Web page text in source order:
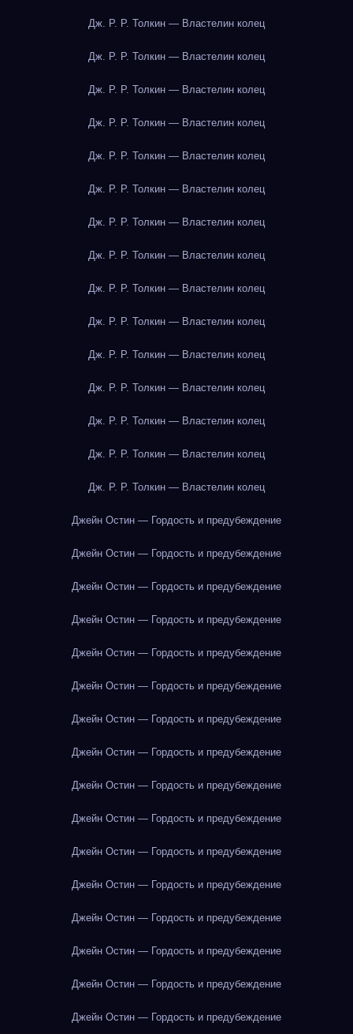
Дж. Р. Р. Толкин — Властелин колец
Дж. Р. Р. Толкин — Властелин колец
Дж. Р. Р. Толкин — Властелин колец
Дж. Р. Р. Толкин — Властелин колец
Дж. Р. Р. Толкин — Властелин колец
Дж. Р. Р. Толкин — Властелин колец
Дж. Р. Р. Толкин — Властелин колец
Дж. Р. Р. Толкин — Властелин колец
Дж. Р. Р. Толкин — Властелин колец
Дж. Р. Р. Толкин — Властелин колец
Дж. Р. Р. Толкин — Властелин колец
Дж. Р. Р. Толкин — Властелин колец
Дж. Р. Р. Толкин — Властелин колец
Дж. Р. Р. Толкин — Властелин колец
Дж. Р. Р. Толкин — Властелин колец
Джейн Остин — Гордость и предубеждение
Джейн Остин — Гордость и предубеждение
Джейн Остин — Гордость и предубеждение
Джейн Остин — Гордость и предубеждение
Джейн Остин — Гордость и предубеждение
Джейн Остин — Гордость и предубеждение
Джейн Остин — Гордость и предубеждение
Джейн Остин — Гордость и предубеждение
Джейн Остин — Гордость и предубеждение
Джейн Остин — Гордость и предубеждение
Джейн Остин — Гордость и предубеждение
Джейн Остин — Гордость и предубеждение
Джейн Остин — Гордость и предубеждение
Джейн Остин — Гордость и предубеждение
Джейн Остин — Гордость и предубеждение
Джейн Остин — Гордость и предубеждение